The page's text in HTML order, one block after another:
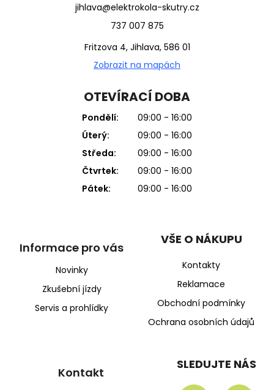
jihlava@elektrokola-skutry.cz
737 007 875
Fritzova 4, Jihlava, 586 01
Zobrazit na mapách
OTEVÍRACÍ DOBA
Pondělí:
09:00 - 16:00
Úterý:
09:00 - 16:00
Středa:
09:00 - 16:00
Čtvrtek:
09:00 - 16:00
Pátek:
09:00 - 16:00
Informace pro vás
Novinky
Zkušební jízdy
Servis a prohlídky
VŠE O NÁKUPU
Kontakty
Reklamace
Obchodní podmínky
Ochrana osobních údajů
Kontakt
SLEDUJTE NÁS